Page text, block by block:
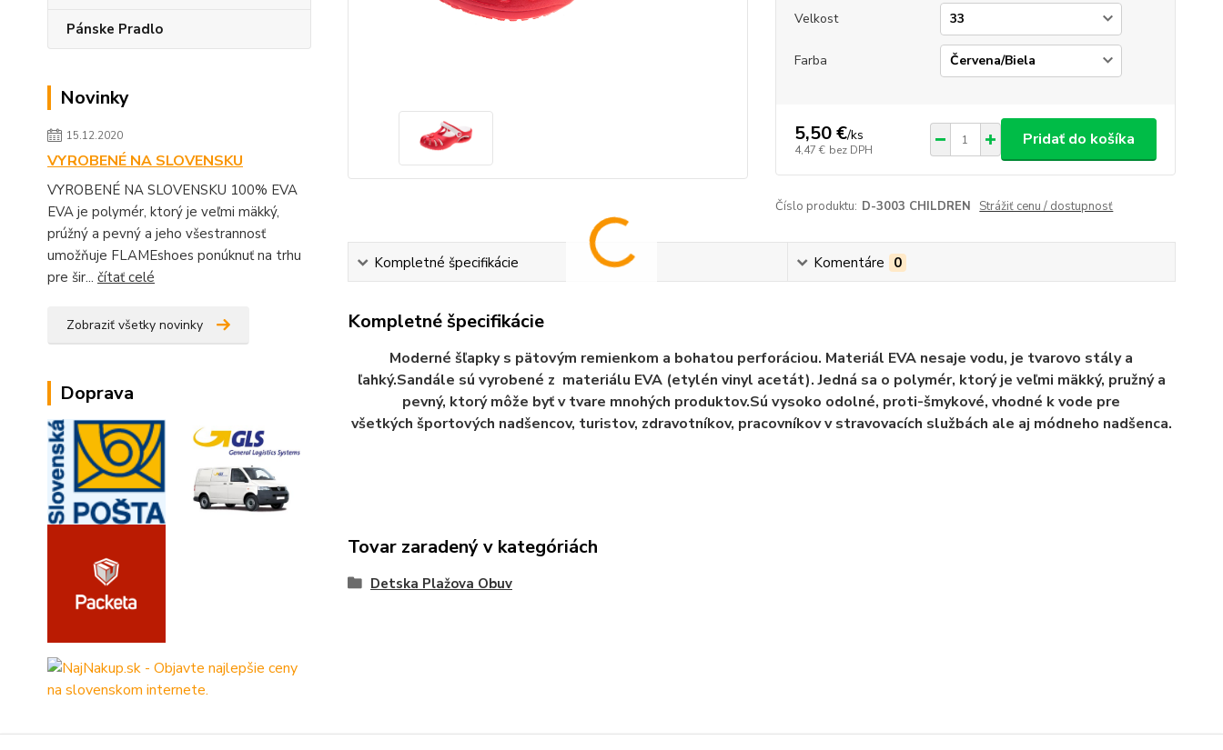
Pánske Pradlo
Novinky
15.12.2020
VYROBENÉ NA SLOVENSKU
VYROBENÉ NA SLOVENSKU 100% EVA
EVA je polymér, ktorý je veľmi mäkký,
prúžný a pevný a jeho všestrannosť
umožňuje FLAMEshoes ponúknuť na trhu
pre šir... čítať celé
Zobraziť všetky novinky
Doprava
Velkost
Farba
5,50 €/ks
4,47 € bez DPH
Pridať do košíka
Číslo produktu: D-3003 CHILDREN Strážiť cenu / dostupnosť
Kompletné špecifikácie Komentáre 0
Kompletné špecifikácie
Moderné šľapky s pätovým remienkom a bohatou perforáciou. Materiál EVA nesaje vodu, je tvarovo stály a
ľahký.Sandále sú vyrobené z materiálu EVA (etylén vinyl acetát). Jedná sa o polymér, ktorý je veľmi mäkký, pružný a
pevný, ktorý môže byť v tvare mnohých produktov.Sú vysoko odolné, proti-šmykové, vhodné k vode pre
všetkých športových nadšencov, turistov, zdravotníkov, pracovníkov v stravovacích službách ale aj módneho nadšenca.
Tovar zaradený v kategóriách
Detska Plažova Obuv